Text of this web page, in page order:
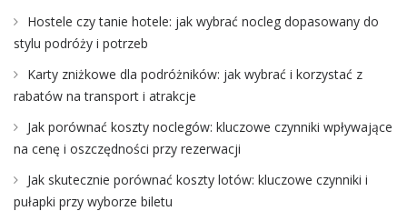
Hostele czy tanie hotele: jak wybrać nocleg dopasowany do
stylu podróży i potrzeb
Karty zniżkowe dla podróżników: jak wybrać i korzystać z
rabatów na transport i atrakcje
Jak porównać koszty noclegów: kluczowe czynniki wpływające
na cenę i oszczędności przy rezerwacji
Jak skutecznie porównać koszty lotów: kluczowe czynniki i
pułapki przy wyborze biletu